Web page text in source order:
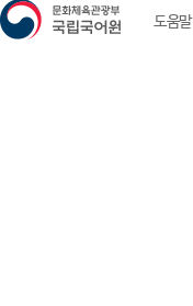
도움말